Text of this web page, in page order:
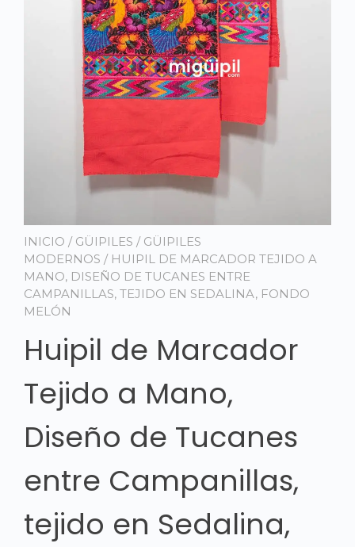
INICIO / GÜIPILES / GÜIPILES
MODERNOS / HUIPIL DE MARCADOR TEJIDO A
MANO, DISEÑO DE TUCANES ENTRE
CAMPANILLAS, TEJIDO EN SEDALINA, FONDO
MELÓN
Huipil de Marcador
Tejido a Mano,
Diseño de Tucanes
entre Campanillas,
tejido en Sedalina,